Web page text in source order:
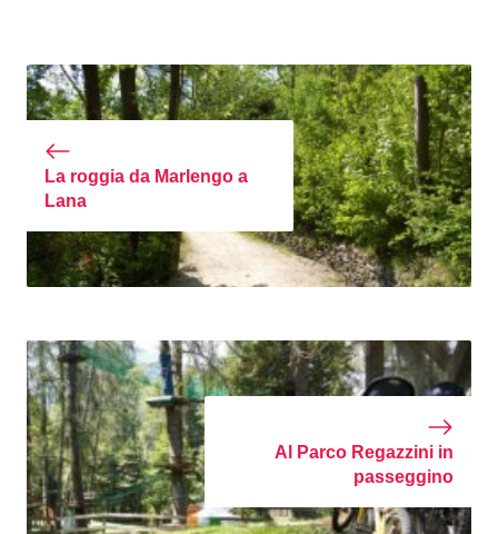
La roggia da Marlengo a
Lana
Al Parco Regazzini in
passeggino